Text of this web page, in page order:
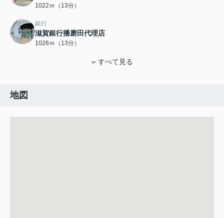
1022ｍ（13分）
銀行
滋賀銀行播磨田代理店
1026ｍ（13分）
すべて見る
地図